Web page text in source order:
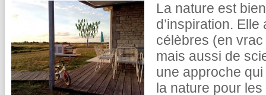
La nature est
d’inspiration.
célèbres (en
mais aussi de
une approche
la nature pour